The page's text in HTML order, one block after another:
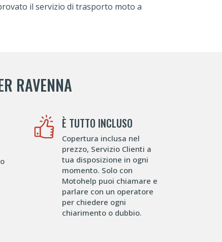
il servizio di trasporto moto a
RAVENNA
È TUTTO INCLUSO
Copertura inclusa nel
prezzo, Servizio Clienti a
tua disposizione in ogni
momento. Solo con
Motohelp puoi chiamare e
parlare con un operatore
per chiedere ogni
chiarimento o dubbio.